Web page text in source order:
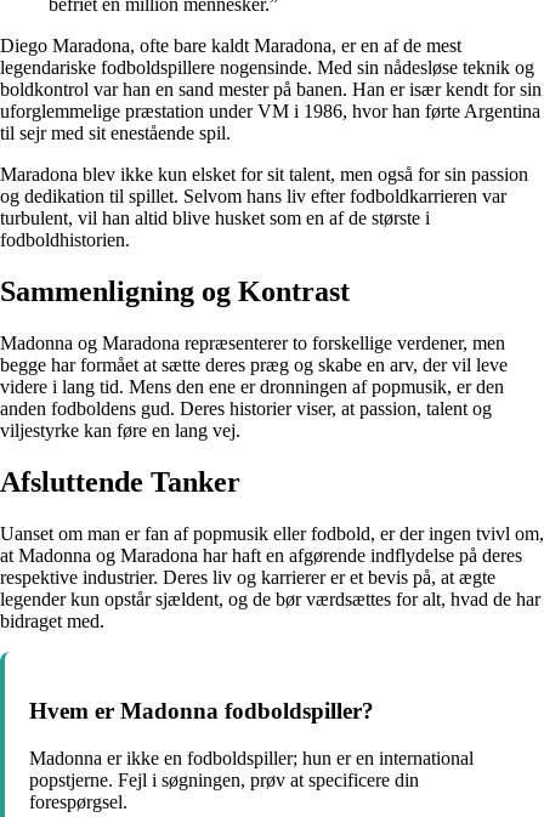
befriet en million mennesker.”
Diego Maradona, ofte bare kaldt Maradona, er en af de mest
legendariske fodboldspillere nogensinde. Med sin nådesløse teknik og
boldkontrol var han en sand mester på banen. Han er især kendt for sin
uforglemmelige præstation under VM i 1986, hvor han førte Argentina
til sejr med sit enestående spil.
Maradona blev ikke kun elsket for sit talent, men også for sin passion
og dedikation til spillet. Selvom hans liv efter fodboldkarrieren var
turbulent, vil han altid blive husket som en af de største i
fodboldhistorien.
Sammenligning og Kontrast
Madonna og Maradona repræsenterer to forskellige verdener, men
begge har formået at sætte deres præg og skabe en arv, der vil leve
videre i lang tid. Mens den ene er dronningen af popmusik, er den
anden fodboldens gud. Deres historier viser, at passion, talent og
viljestyrke kan føre en lang vej.
Afsluttende Tanker
Uanset om man er fan af popmusik eller fodbold, er der ingen tvivl om,
at Madonna og Maradona har haft en afgørende indflydelse på deres
respektive industrier. Deres liv og karrierer er et bevis på, at ægte
legender kun opstår sjældent, og de bør værdsættes for alt, hvad de har
bidraget med.
Hvem er Madonna fodboldspiller?
Madonna er ikke en fodboldspiller; hun er en international
popstjerne. Fejl i søgningen, prøv at specificere din
forespørgsel.